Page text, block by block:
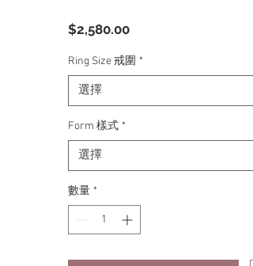
$2,580.00價
Ring Size 戒圍 *
選擇
Form 樣式 *
選擇
數量 *